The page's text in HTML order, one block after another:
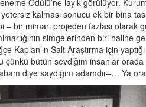
Ödülü’ne layık görülüyor.
yetersiz kalması sonucu ek bir bina
– bir mimari projeden fazlası olarak
simgelerinden biri haline
Kaplan’ın Salt Araştırma için
çünkü bütün sevdiğim insanlar
diye saydığım adamdır–… Ya